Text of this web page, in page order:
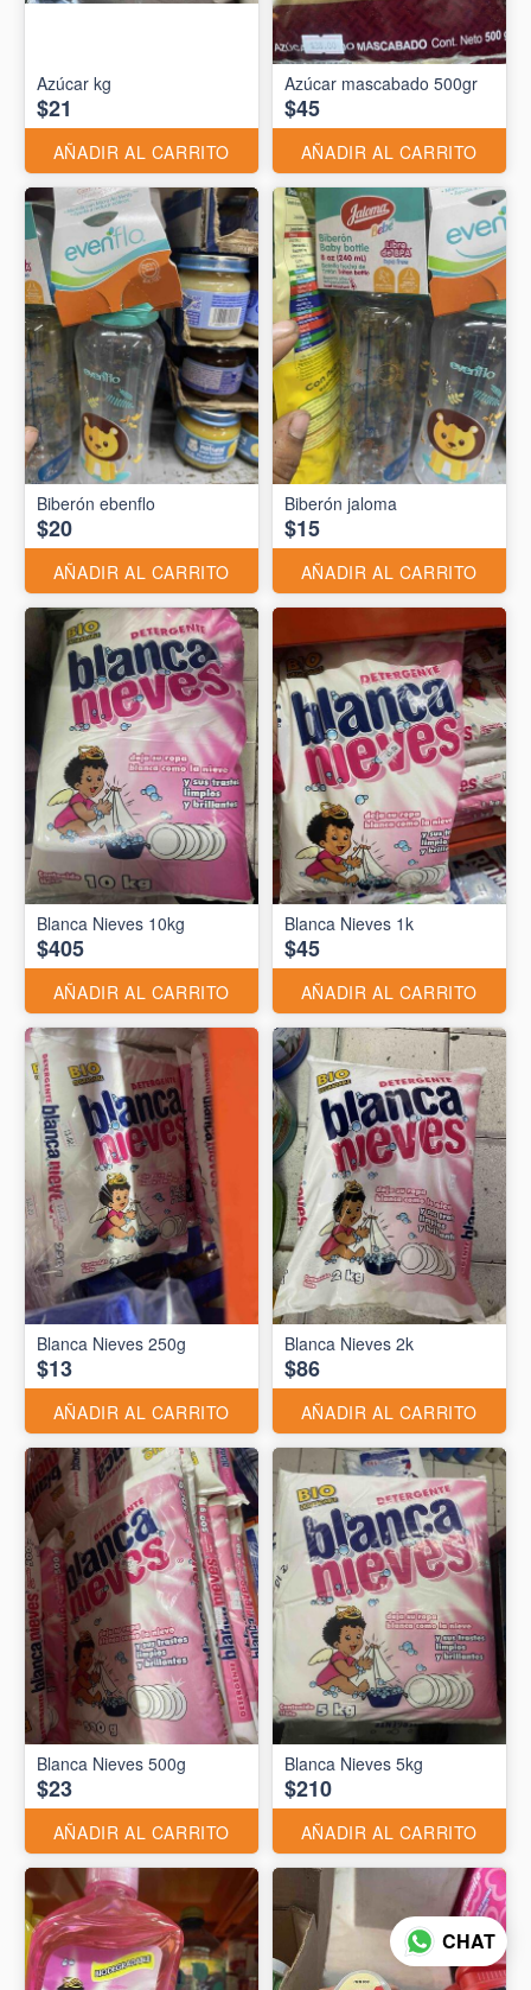
Azúcar kg
$21
AÑADIR AL CARRITO
Azúcar mascabado 500gr
$45
AÑADIR AL CARRITO
Biberón ebenflo
$20
AÑADIR AL CARRITO
Biberón jaloma
$15
AÑADIR AL CARRITO
Blanca Nieves 10kg
$405
AÑADIR AL CARRITO
Blanca Nieves 1k
$45
AÑADIR AL CARRITO
Blanca Nieves 250g
$13
AÑADIR AL CARRITO
Blanca Nieves 2k
$86
AÑADIR AL CARRITO
Blanca Nieves 500g
$23
AÑADIR AL CARRITO
Blanca Nieves 5kg
$210
AÑADIR AL CARRITO
CHAT